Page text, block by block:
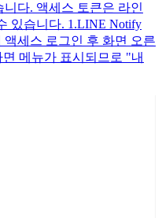
다. 액세스 토큰은 라인
있습니다. 1.LINE Notify
세스 로그인 후 화면 오른
메뉴가 표시되므로 "내